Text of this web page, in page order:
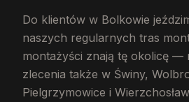
Do klientów w Bolkowie
naszych regularnych tras
montażyści znają tę okolicę —
zlecenia także w Świny,
Pielgrzymowice i